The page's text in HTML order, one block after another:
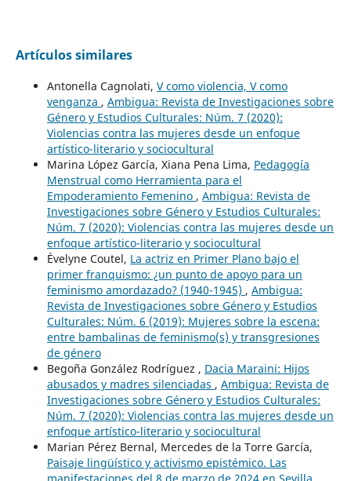
Artículos similares
Antonella Cagnolati, V como violencia, V como
venganza , Ambigua: Revista de Investigaciones sobre
Género y Estudios Culturales: Núm. 7 (2020):
Violencias contra las mujeres desde un enfoque
artístico-literario y sociocultural
Marina López García, Xiana Pena Lima, Pedagogía
Menstrual como Herramienta para el
Empoderamiento Femenino , Ambigua: Revista de
Investigaciones sobre Género y Estudios Culturales:
Núm. 7 (2020): Violencias contra las mujeres desde un
enfoque artístico-literario y sociocultural
Évelyne Coutel, La actriz en Primer Plano bajo el
primer franquismo: ¿un punto de apoyo para un
feminismo amordazado? (1940-1945) , Ambigua:
Revista de Investigaciones sobre Género y Estudios
Culturales: Núm. 6 (2019): Mujeres sobre la escena:
entre bambalinas de feminismo(s) y transgresiones
de género
Begoña González Rodríguez , Dacia Maraini: Hijos
abusados y madres silenciadas , Ambigua: Revista de
Investigaciones sobre Género y Estudios Culturales:
Núm. 7 (2020): Violencias contra las mujeres desde un
enfoque artístico-literario y sociocultural
Marian Pérez Bernal, Mercedes de la Torre García,
Paisaje lingüístico y activismo epistémico. Las
manifestaciones del 8 de marzo de 2024 en Sevilla.